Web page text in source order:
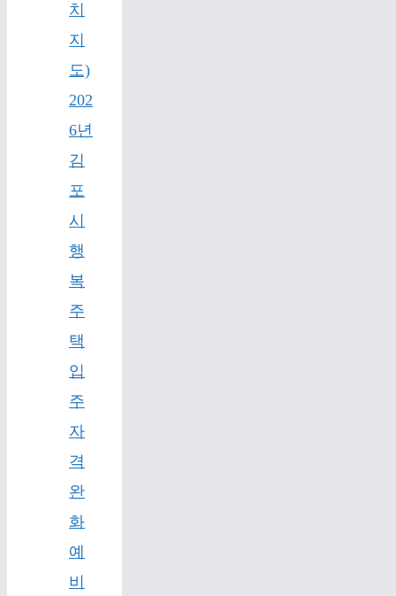
치
지
도)
202
6년
김
포
시
행
복
주
택
입
주
자
격
완
화
예
비